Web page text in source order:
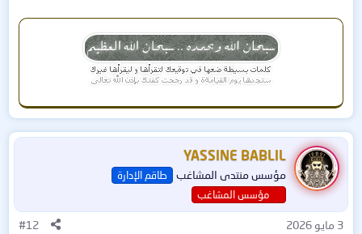
YASSINE BABLIL
مؤسس منتدى المشاغب
طاقم الإدارة
مؤسس المشاغب
3 مايو 2026 #12